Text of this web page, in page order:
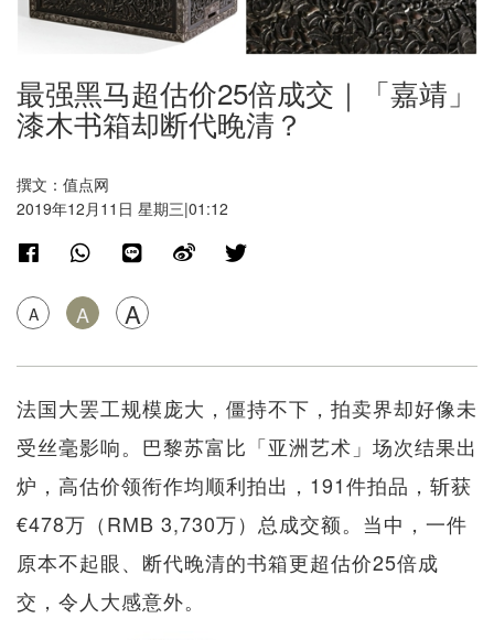
最强黑马超估价25倍成交｜「嘉靖」
漆木书箱却断代晚清？
撰文：值点网
2019年12月11日 星期三|01:12
A A A
法国大罢工规模庞大，僵持不下，拍卖界却好像未
受丝毫影响。巴黎苏富比「亚洲艺术」场次结果出
炉，高估价领衔作均顺利拍出，191件拍品，斩获
€478万（RMB 3,730万）总成交额。当中，一件
原本不起眼、断代晚清的书箱更超估价25倍成
交，令人大感意外。